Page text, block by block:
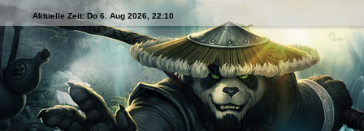
Aktuelle Zeit: Do 6. Aug 2026, 22:10